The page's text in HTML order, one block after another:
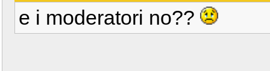
e i moderatori no??